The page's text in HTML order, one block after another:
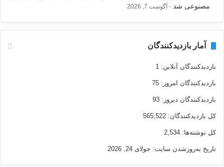
مصنوعی شد
آگوست 7, 2026
آمار بازدیدکنندگان
بازدیدکنندگان آنلاین: 1
بازدیدکنندگان امروز: 75
بازدیدکنندگان دیروز: 93
کل بازدیدکنند‌گان: 565,522
کل نوشته‌ها: 2,534
تاریخ به‌روزشدن سایت: جولای 24, 2026